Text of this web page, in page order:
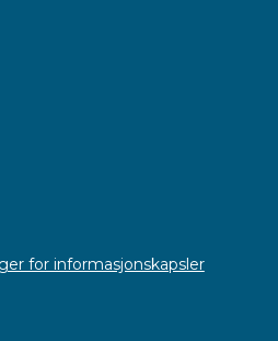
for informasjonskapsler